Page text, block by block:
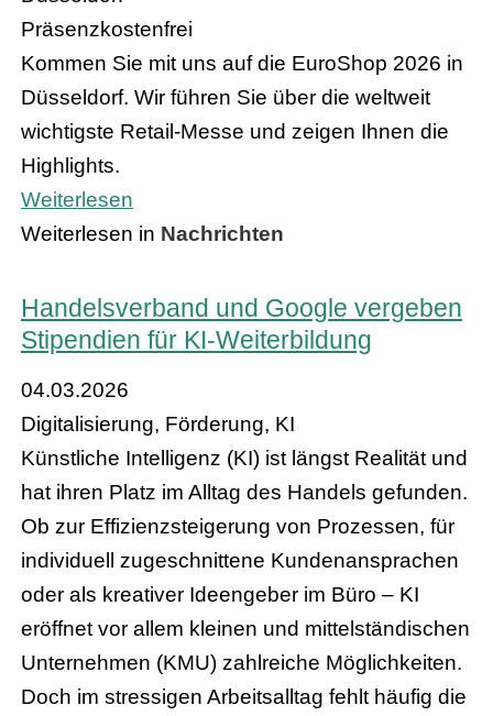
Präsenzkostenfrei
Kommen Sie mit uns auf die EuroShop 2026 in
Düsseldorf. Wir führen Sie über die weltweit
wichtigste Retail-Messe und zeigen Ihnen die
Highlights.
Weiterlesen
Weiterlesen in Nachrichten
Handelsverband und Google vergeben
Stipendien für KI-Weiterbildung
04.03.2026
Digitalisierung, Förderung, KI
Künstliche Intelligenz (KI) ist längst Realität und
hat ihren Platz im Alltag des Handels gefunden.
Ob zur Effizienzsteigerung von Prozessen, für
individuell zugeschnittene Kundenansprachen
oder als kreativer Ideengeber im Büro – KI
eröffnet vor allem kleinen und mittelständischen
Unternehmen (KMU) zahlreiche Möglichkeiten.
Doch im stressigen Arbeitsalltag fehlt häufig die